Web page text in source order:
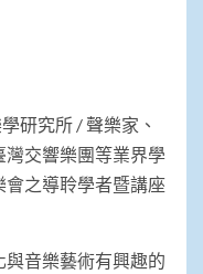
研究所 / 聲樂家、
交響樂團等業界學
之導聆學者暨講座
音樂藝術有興趣的